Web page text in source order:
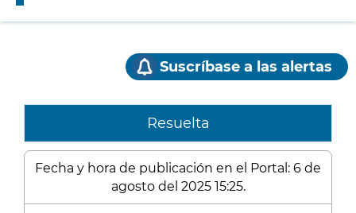
Suscríbase a las alertas
Resuelta
Fecha y hora de publicación en el Portal: 6 de
agosto del 2025 15:25.